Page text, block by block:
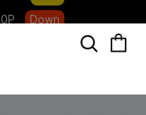
Down
더(~8/10)
Click